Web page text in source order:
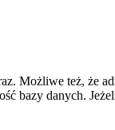
Możliwe też, że
bazy danych.